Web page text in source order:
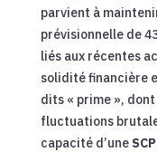
parvient à
prévisionnelle de
liés aux récentes
solidité financière
dits « prime »,
fluctuations
capacité d’une